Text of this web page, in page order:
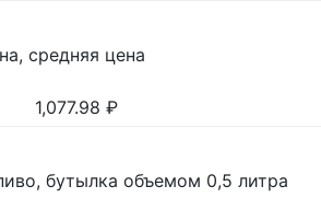
средняя цена
1,077.98 ₽
бутылка объемом 0,5 литра